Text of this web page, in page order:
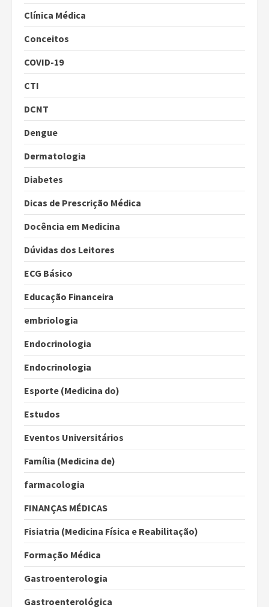
Clínica Médica
Conceitos
COVID-19
CTI
DCNT
Dengue
Dermatologia
Diabetes
Dicas de Prescrição Médica
Docência em Medicina
Dúvidas dos Leitores
ECG Básico
Educação Financeira
embriologia
Endocrinologia
Endocrinologia
Esporte (Medicina do)
Estudos
Eventos Universitários
Família (Medicina de)
farmacologia
FINANÇAS MÉDICAS
Fisiatria (Medicina Física e Reabilitação)
Formação Médica
Gastroenterologia
Gastroenterológica